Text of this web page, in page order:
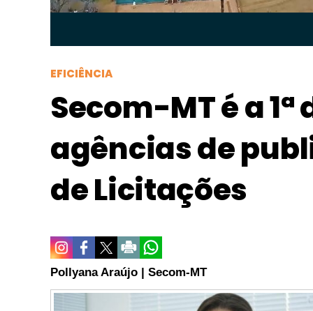
EFICIÊNCIA
Secom-MT é a
agências de
de Licitações
Pollyana Araújo | Secom-MT